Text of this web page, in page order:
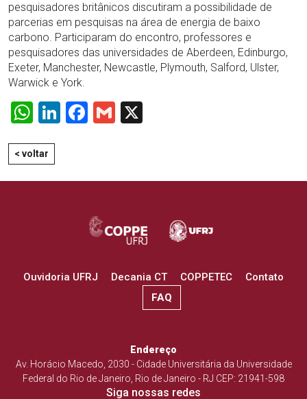
pesquisadores britânicos discutiram a possibilidade de
parcerias em pesquisas na área de energia de baixo
carbono. Participaram do encontro, professores e
pesquisadores das universidades de Aberdeen, Edinburgo,
Exeter, Manchester, Newcastle, Plymouth, Salford, Ulster,
Warwick e York.
WhatsApp
LinkedIn
Facebook
Gmail
< voltar
Ouvidoria UFRJ Decania CT COPPETEC
Contato
FAQ
Endereço
Av. Horácio Macedo, 2030 - Cidade Universitária da Universidade
Federal do Rio de Janeiro, Rio de Janeiro - RJ CEP: 21941-598
Siga nossas redes